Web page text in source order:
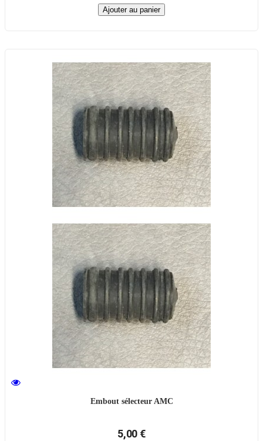
Ajouter au panier
Embout sélecteur AMC
5,00 €